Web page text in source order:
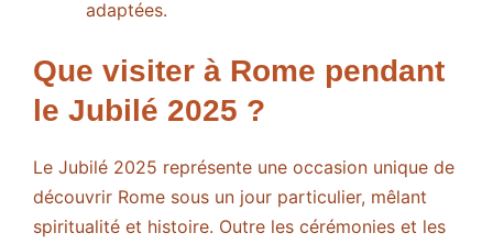
adaptées.
Que visiter à Rome pendant
le Jubilé 2025 ?
Le Jubilé 2025 représente une occasion unique de
découvrir Rome sous un jour particulier, mêlant
spiritualité et histoire. Outre les cérémonies et les